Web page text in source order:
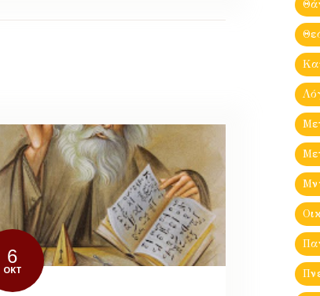
6
ΟΚΤ